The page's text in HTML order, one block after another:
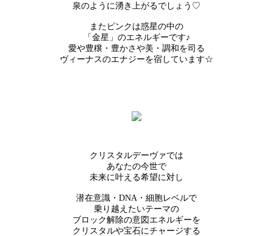
泉のように湧き上がるでしょう♡
またピンクは惑星の中の
「金星」のエネルギーです♪
愛や豊穣・豊かさや美・調和を司る
ヴィーナスのエナジーを宿しています☆
クリスタルデーヴァでは
あなたの今世で
未来に叶える希望に対し
潜在意識・DNA・細胞レベルで
乗り越えたいテーマの
ブロック解除の意図エネルギーを
クリスタルや宝石にチャージする